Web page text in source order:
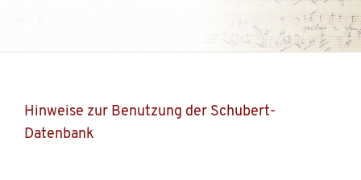
Hinweise zur Benutzung der Schubert-
Datenbank